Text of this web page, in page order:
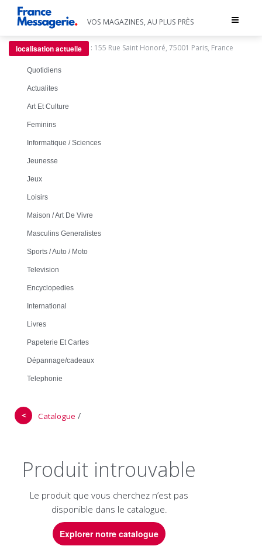
Toggle
VOS MAGAZINES, AU PLUS PRÈS
localisation actuelle : 155 Rue Saint Honoré, 75001 Paris, France
Quotidiens
Actualites
Art Et Culture
Feminins
Informatique / Sciences
Jeunesse
Jeux
Loisirs
Maison / Art De Vivre
Masculins Generalistes
Sports / Auto / Moto
Television
Encyclopedies
International
Livres
Papeterie Et Cartes
Dépannage/cadeaux
Telephonie
＜ Catalogue /
Produit introuvable
Le produit que vous cherchez n’est pas
disponible dans le catalogue.
Explorer notre catalogue